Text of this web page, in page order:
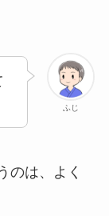
ふじ
のは、よく